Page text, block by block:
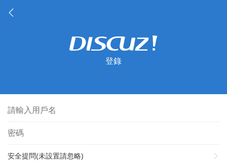
登錄
安全提問(未設置請忽略)